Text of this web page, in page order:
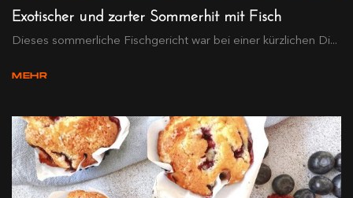
Exotischer und zarter Sommerhit mit Fisch
Dieses sommerliche Fischgericht war bei einer kürzlichen Di...
MEHR